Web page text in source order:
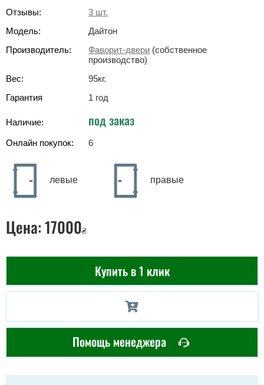
Отзывы:
3 шт.
Модель:
Дайтон
Производитель:
Фаворит-двери (собственное
производство)
Вес:
95кг.
Гарантия
1 год
Наличие: под заказ
Онлайн покупок: 6
левые правые
Цена:17000₴
Купить в 1 клик
Помощь менеджера